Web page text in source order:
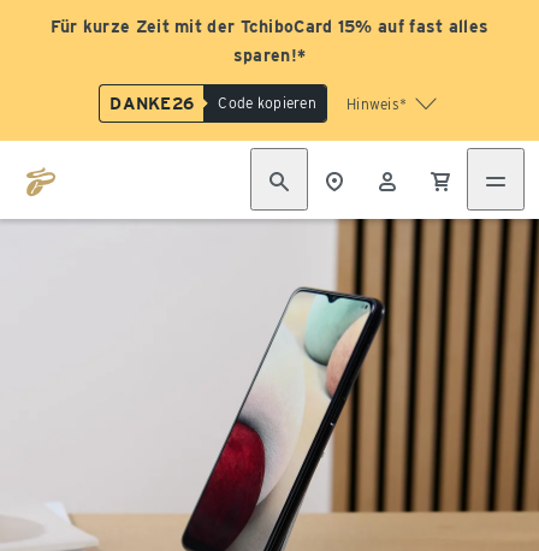
Für kurze Zeit mit der TchiboCard 15% auf fast alles
sparen!*
DANKE26 Code kopieren Hinweis*